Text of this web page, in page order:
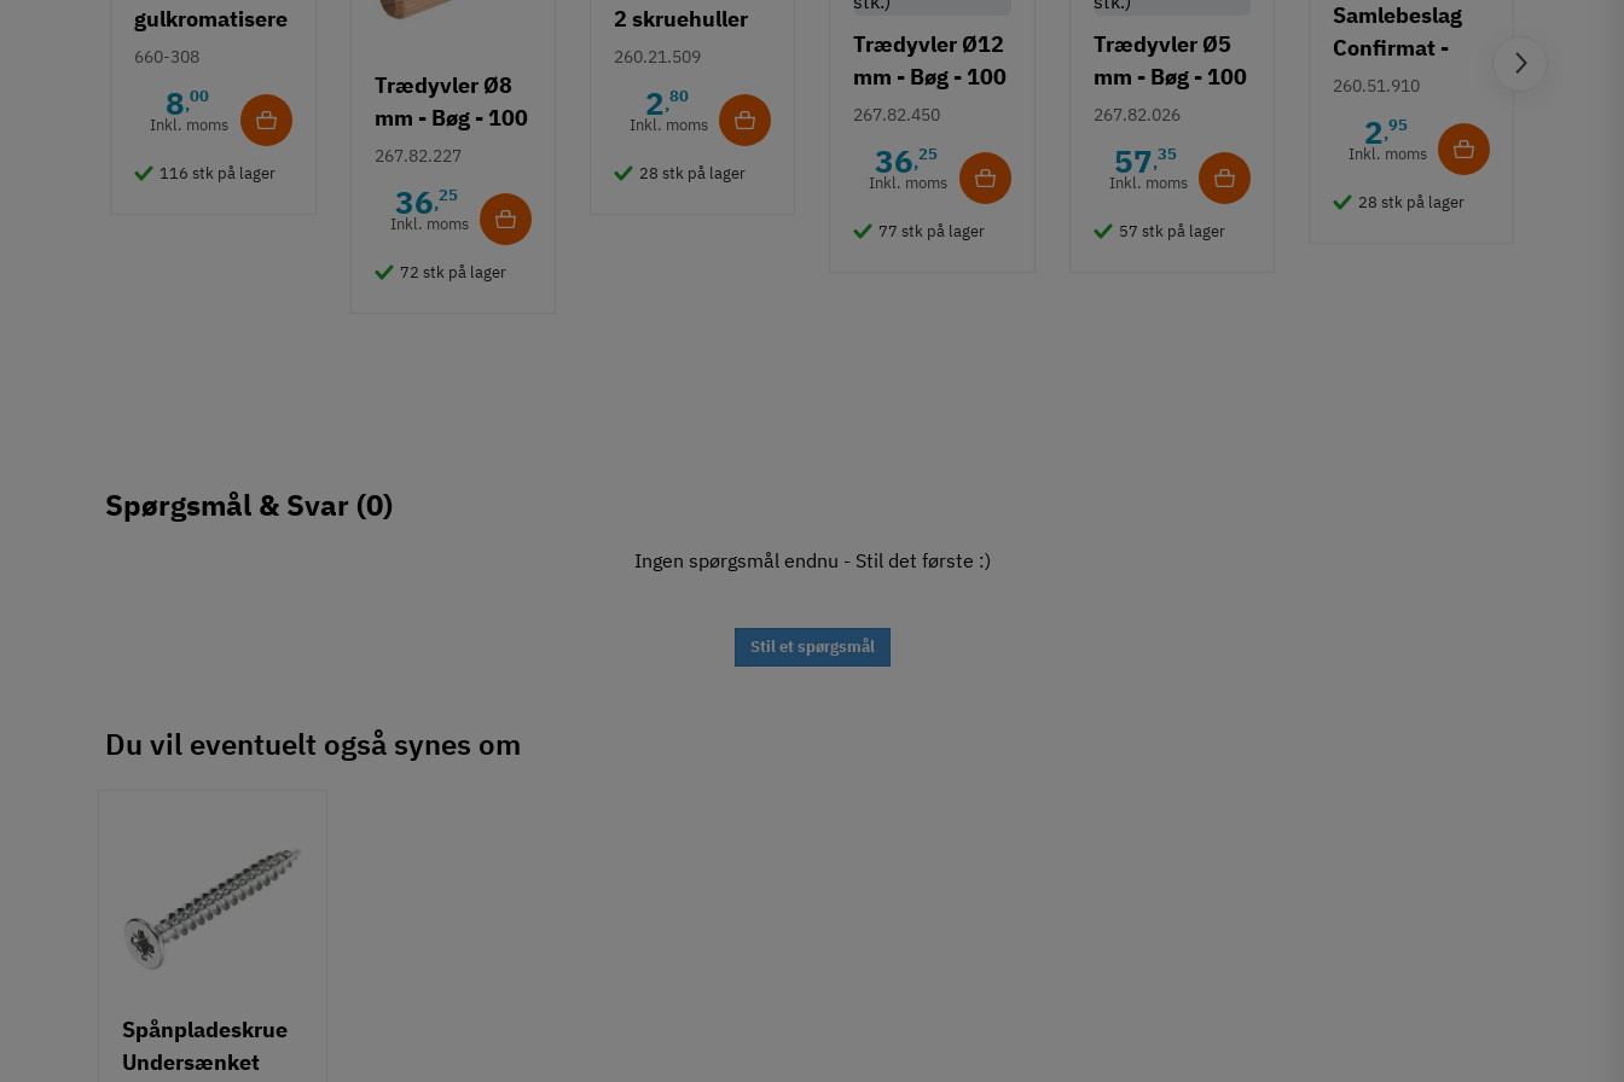
gulkromatisere
t
660-308
8,00
Inkl. moms
116 stk på lager
Trædyvler Ø8
mm - Bøg - 100
gram (114 - 60
267.82.227
36,25
Inkl. moms
72 stk på lager
2 skruehuller
260.21.509
2,80
Inkl. moms
28 stk på lager
Trædyvler Ø12
mm - Bøg - 100
gram (26 - 22
267.82.450
36,25
Inkl. moms
77 stk på lager
Trædyvler Ø5
mm - Bøg - 100
gram (ca. 320
267.82.026
57,35
Inkl. moms
57 stk på lager
Samlebeslag
Confirmat -
halvmånebesla
260.51.910
2,95
Inkl. moms
28 stk på lager
Spørgsmål & Svar (0)
Ingen spørgsmål endnu - Stil det første :)
Stil et spørgsmål
Du vil eventuelt også synes om
Spånpladeskrue
Undersænket